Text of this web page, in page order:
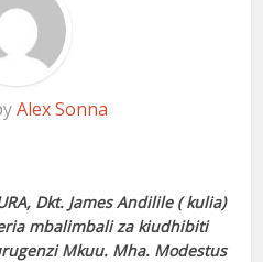
Alex Sonna
Dkt. James Andilile ( kulia)
mbalimbali za kiudhibiti
Mkuu. Mha. Modestus